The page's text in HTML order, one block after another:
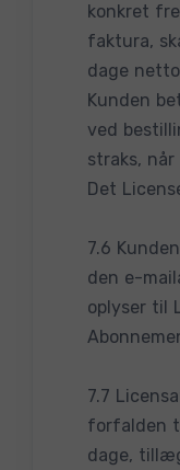
konkret
faktura,
dage
Kunden
ved
straks, når
Det
7.6
den e-
oplyser til
7.7
forfalden
dage,